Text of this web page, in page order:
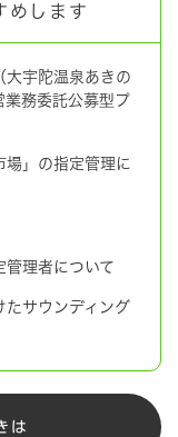
めします
大宇陀温泉あきの
業務委託公募型プ
場」の指定管理に
管理者について
たサウンディング
は